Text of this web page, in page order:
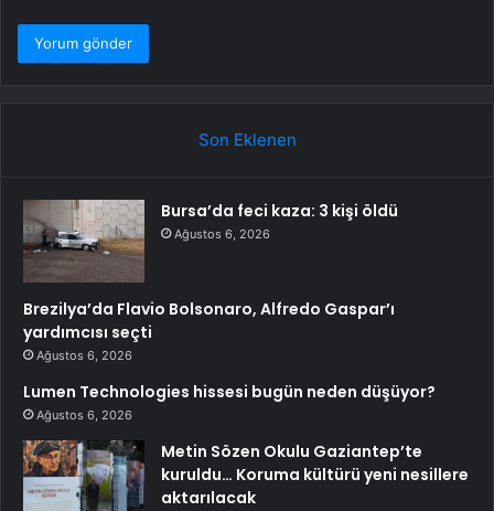
Son Eklenen
Bursa’da feci kaza: 3 kişi öldü
Ağustos 6, 2026
Brezilya’da Flavio Bolsonaro, Alfredo Gaspar’ı
yardımcısı seçti
Ağustos 6, 2026
Lumen Technologies hissesi bugün neden düşüyor?
Ağustos 6, 2026
Metin Sözen Okulu Gaziantep’te
kuruldu… Koruma kültürü yeni nesillere
aktarılacak